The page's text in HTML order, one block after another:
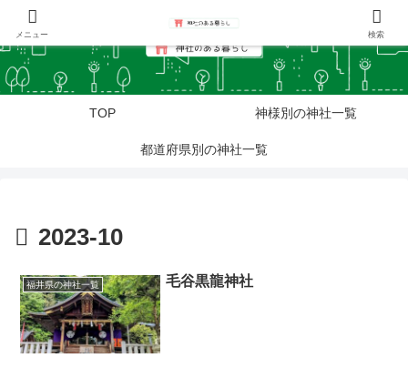
TOP 神様別の神社一覧
都道府県別の神社一覧
2023-10
福井県の神社一覧 毛谷黒龍神社
メニュー 検索